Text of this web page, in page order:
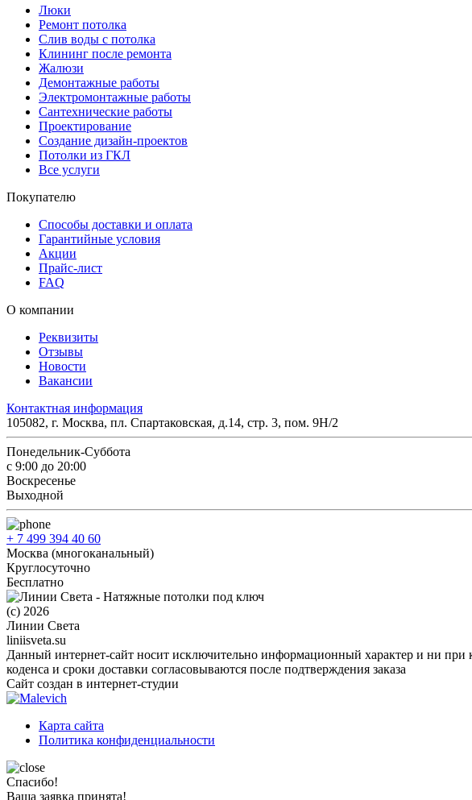
Люки
Ремонт потолка
Слив воды с потолка
Клининг после ремонта
Жалюзи
Демонтажные работы
Электромонтажные работы
Сантехнические работы
Проектирование
Создание дизайн-проектов
Потолки из ГКЛ
Все услуги
Покупателю
Способы доставки и оплата
Гарантийные условия
Акции
Прайс-лист
FAQ
О компании
Реквизиты
Отзывы
Новости
Вакансии
Контактная информация
105082, г. Москва, пл. Спартаковская, д.14, стр. 3, пом. 9Н/2
Понедельник-Суббота
с 9:00 до 20:00
Воскресенье
Выходной
+ 7 499 394 40 60
Москва (многоканальный)
Круглосуточно
Бесплатно
(c) 2026
Линии Света
liniisveta.su
Данный интернет-сайт носит исключительно информационный характер и ни при
коденса и сроки доставки согласовываются после подтверждения заказа
Сайт создан в интернет-студии
Карта сайта
Политика конфиденциальности
Спасибо!
Ваша заявка принята!